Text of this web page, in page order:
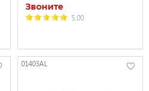
Звоните
5.00
01403AL